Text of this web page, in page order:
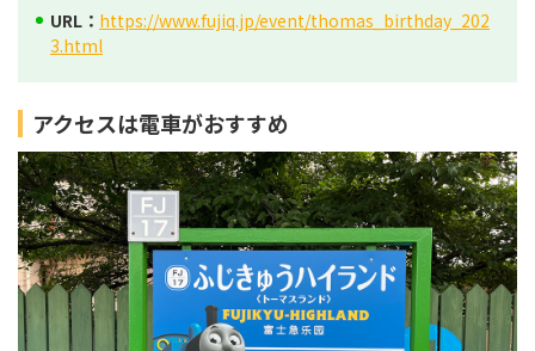
URL： https://www.fujiq.jp/event/thomas_birthday_202
3.html
アクセスは電車がおすすめ